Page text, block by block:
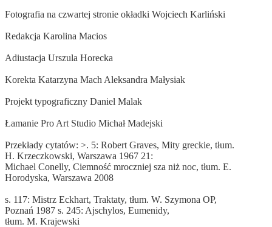
Fotografia na czwartej stronie okładki Wojciech Karliński
Redakcja Karolina Macios
Adiustacja Urszula Horecka
Korekta Katarzyna Mach Aleksandra Małysiak
Projekt typograficzny Daniel Malak
Łamanie Pro Art Studio Michał Madejski
Przekłady cytatów: >. 5: Robert Graves, Mity greckie, tłum.
H. Krzeczkowski, Warszawa 1967 21:
Michael Conelly, Ciemność mroczniej sza niż noc, tłum. E.
Horodyska, Warszawa 2008
s. 117: Mistrz Eckhart, Traktaty, tłum. W. Szymona OP,
Poznań 1987 s. 245: Ajschylos, Eumenidy,
tłum. M. Krajewski